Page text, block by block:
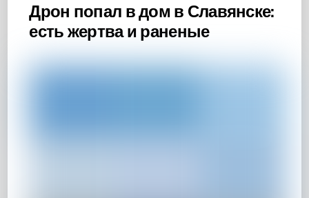
Дрон попал в дом в Славянске:
есть жертва и раненые